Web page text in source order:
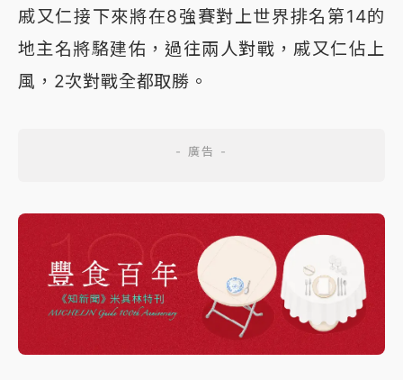
戚又仁接下來將在8強賽對上世界排名第14的
地主名將駱建佑，過往兩人對戰，戚又仁佔上
風，2次對戰全都取勝。